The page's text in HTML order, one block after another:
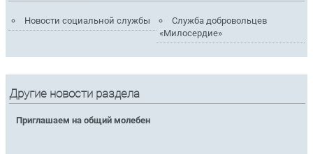
Новости социальной службы
Служба добровольцев
«Милосердие»
Другие новости раздела
Приглашаем на общий молебен